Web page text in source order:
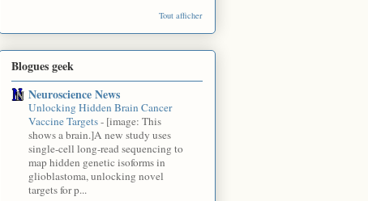
Tout afficher
Blogues geek
Neuroscience News
Unlocking Hidden Brain Cancer
Vaccine Targets- [image: This
shows a brain.]A new study uses
single-cell long-read sequencing to
map hidden genetic isoforms in
glioblastoma, unlocking novel
targets for p...